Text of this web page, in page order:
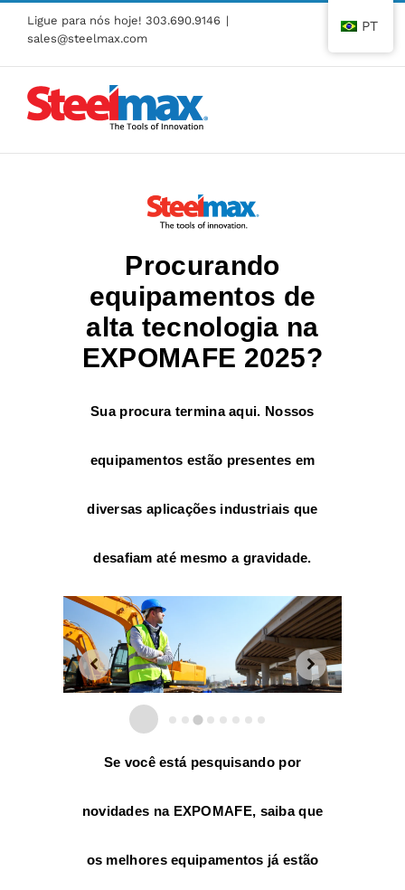
Pular
para
o
conteúdo
Ligue para nós hoje! 303.690.9146 |
sales@steelmax.com
PT